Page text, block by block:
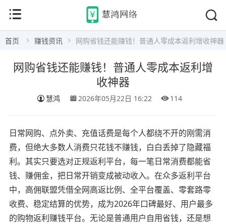
首页 赚钱资讯 网购省钱还能赚钱！普通人零成本返利增收神器
网购省钱还能赚钱！普通人零成本返利增
收神器
慧鸿 2026年05月22日 16:22 114
日常网购、点外卖、充值话费是每个人都绕不开的刚需消
费，但绝大多数人消费只花钱不赚钱，白白丢掉了隐藏福
利。其实只要选对正规返利平台，每一笔日常消费都能省
钱、赚佣金，把日常开销变成被动收入。在众多返利平台
中，高佣联盟凭借全网高返比例、全平台覆盖、零套路零
收费、稳定结算的优势，成为2026年口碑最好、用户最多
的购物返利赚钱平台。无论是普通用户自用省钱，还是想